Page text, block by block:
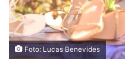
Foto: Lucas Benevides